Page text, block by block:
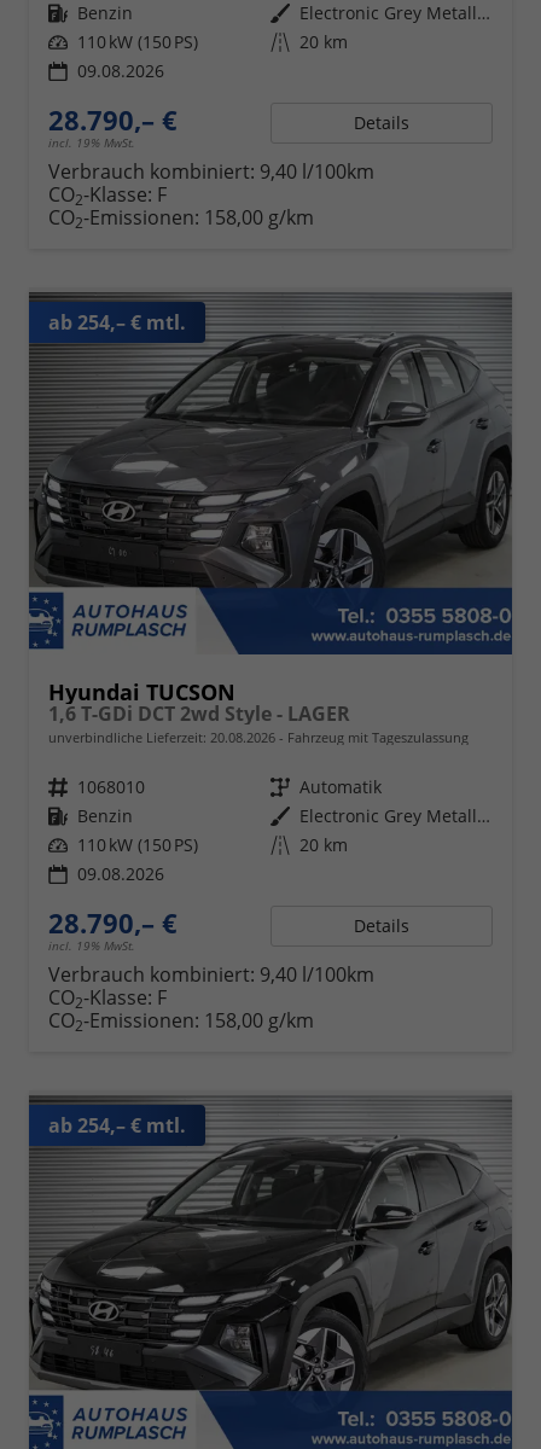
Kraftstoff Benzin Außenfarbe
Electronic Grey Metallic ()
Leistung 110 kW (150 PS) Kilometerstand 20 km
09.08.2026
28.790,– €
incl. 19% MwSt.
Details
Verbrauch kombiniert: 9,40 l/100km
CO2-Klasse: F
CO2-Emissionen: 158,00 g/km
ab 254,– € mtl.
Hyundai TUCSON
1,6 T-GDi DCT 2wd Style - LAGER
unverbindliche Lieferzeit: 20.08.2026 Fahrzeug mit Tageszulassung
Fahrzeugnr. 1068010 Getriebe Automatik
Kraftstoff Benzin Außenfarbe
Electronic Grey Metallic ()
Leistung 110 kW (150 PS) Kilometerstand 20 km
09.08.2026
28.790,– €
incl. 19% MwSt.
Details
Verbrauch kombiniert: 9,40 l/100km
CO2-Klasse: F
CO2-Emissionen: 158,00 g/km
ab 254,– € mtl.